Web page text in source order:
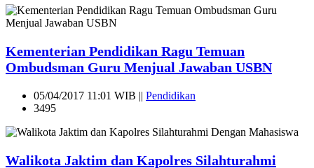
Kementerian Pendidikan Ragu Temuan
Ombudsman Guru Menjual Jawaban USBN
05/04/2017 11:01 WIB || Pendidikan
3495
Walikota Jaktim dan Kapolres Silahturahmi